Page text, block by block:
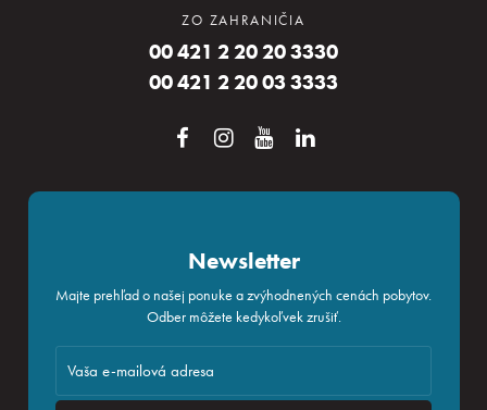
ZO ZAHRANIČIA
00 421 2 20 20 3330
00 421 2 20 03 3333
Newsletter
Majte prehľad o našej ponuke a zvýhodnených cenách pobytov.
Odber môžete kedykoľvek zrušiť.